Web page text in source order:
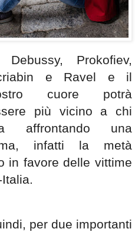
Debussy, Prokofiev,
e Ravel e il
cuore potrà
più vicino a chi
affrontando una
infatti la metà
in favore delle vittime
per due importanti